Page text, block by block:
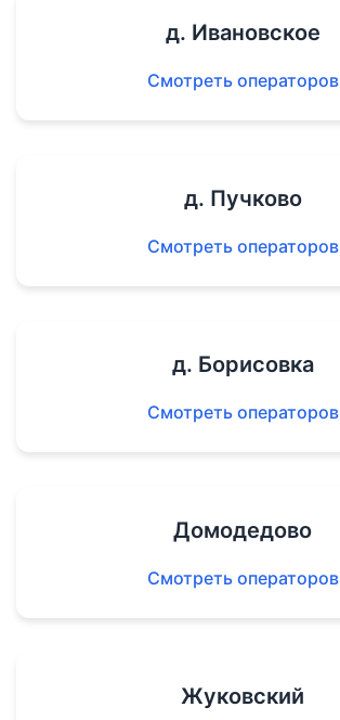
д. Ивановское
Смотреть операторов
д. Пучково
Смотреть операторов
д. Борисовка
Смотреть операторов
Домодедово
Смотреть операторов
Жуковский